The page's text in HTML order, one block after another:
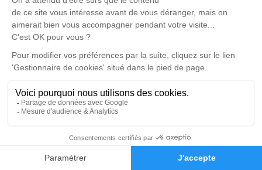
Faire-part Hommages
Le lieu que Maman a choisi ne nous permet pas de
recevoir de fleurs ou de plaque, cependant, vous
pouvez nous transmettre une photo de Maman
importante à vos yeux, que nous intégrerons à
l'hommage fait durant la cérémonie.
N'hésitez pas à lui laisser un message en
hommage en cliquant sur l'onglet Hommages en
haut de cette page.
Je rends hommage